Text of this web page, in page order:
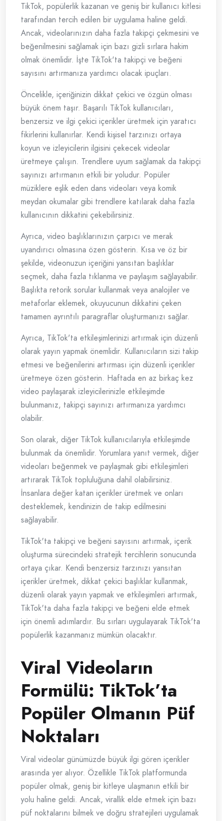
TikTok, popülerlik kazanan ve geniş bir kullanıcı kitlesi
tarafından tercih edilen bir uygulama haline geldi.
Ancak, videolarınızın daha fazla takipçi çekmesini ve
beğenilmesini sağlamak için bazı gizli sırlara hakim
olmak önemlidir. İşte TikTok'ta takipçi ve beğeni
sayısını artırmanıza yardımcı olacak ipuçları.
Öncelikle, içeriğinizin dikkat çekici ve özgün olması
büyük önem taşır. Başarılı TikTok kullanıcıları,
benzersiz ve ilgi çekici içerikler üretmek için yaratıcı
fikirlerini kullanırlar. Kendi kişisel tarzınızı ortaya
koyun ve izleyicilerin ilgisini çekecek videolar
üretmeye çalışın. Trendlere uyum sağlamak da takipçi
sayınızı artırmanın etkili bir yoludur. Popüler
müziklere eşlik eden dans videoları veya komik
meydan okumalar gibi trendlere katılarak daha fazla
kullanıcının dikkatini çekebilirsiniz.
Ayrıca, video başlıklarınızın çarpıcı ve merak
uyandırıcı olmasına özen gösterin. Kısa ve öz bir
şekilde, videonuzun içeriğini yansıtan başlıklar
seçmek, daha fazla tıklanma ve paylaşım sağlayabilir.
Başlıkta retorik sorular kullanmak veya analojiler ve
metaforlar eklemek, okuyucunun dikkatini çeken
tamamen ayrıntılı paragraflar oluşturmanızı sağlar.
Ayrıca, TikTok'ta etkileşimlerinizi artırmak için düzenli
olarak yayın yapmak önemlidir. Kullanıcıların sizi takip
etmesi ve beğenilerini artırması için düzenli içerikler
üretmeye özen gösterin. Haftada en az birkaç kez
video paylaşarak izleyicilerinizle etkileşimde
bulunmanız, takipçi sayınızı artırmanıza yardımcı
olabilir.
Son olarak, diğer TikTok kullanıcılarıyla etkileşimde
bulunmak da önemlidir. Yorumlara yanıt vermek, diğer
videoları beğenmek ve paylaşmak gibi etkileşimleri
artırarak TikTok topluluğuna dahil olabilirsiniz.
İnsanlara değer katan içerikler üretmek ve onları
desteklemek, kendinizin de takip edilmesini
sağlayabilir.
TikTok'ta takipçi ve beğeni sayısını artırmak, içerik
oluşturma sürecindeki stratejik tercihlerin sonucunda
ortaya çıkar. Kendi benzersiz tarzınızı yansıtan
içerikler üretmek, dikkat çekici başlıklar kullanmak,
düzenli olarak yayın yapmak ve etkileşimleri artırmak,
TikTok'ta daha fazla takipçi ve beğeni elde etmek
için önemli adımlardır. Bu sırları uygulayarak TikTok'ta
popülerlik kazanmanız mümkün olacaktır.
Viral Videoların
Formülü: TikTok’ta
Popüler Olmanın Püf
Noktaları
Viral videolar günümüzde büyük ilgi gören içerikler
arasında yer alıyor. Özellikle TikTok platformunda
popüler olmak, geniş bir kitleye ulaşmanın etkili bir
yolu haline geldi. Ancak, virallik elde etmek için bazı
püf noktalarını bilmek ve doğru stratejileri uygulamak